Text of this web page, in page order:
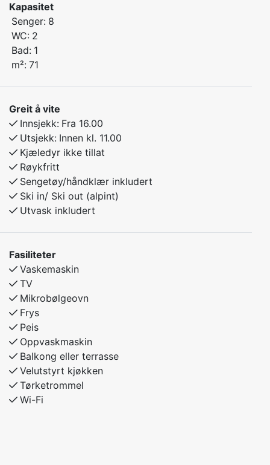
Soverom 1: Familiekøyeseng (150 cm underkøye)
Soverom 2: To vanlege køyesenger – ideelt for barn
Soverom 3: Dobbeltseng
utgangspunkt for aktive sommardagar i fjellet, men òg
for deg som vil slappe av i naturskjønne omgjevnader.
Leilegheita er eit triveleg og komfortabelt
utgangspunkt for ein minnerik sommarferie i fjella.
Kapasitet
Senger: 8
WC: 2
Bad: 1
m²: 71
Greit å vite
Innsjekk: Fra 16.00
Utsjekk: Innen kl. 11.00
Kjæledyr ikke tillat
Røykfritt
Sengetøy/håndklær inkludert
Ski in/ Ski out (alpint)
Utvask inkludert
Fasiliteter
Vaskemaskin
TV
Mikrobølgeovn
Frys
Peis
Oppvaskmaskin
Balkong eller terrasse
Velutstyrt kjøkken
Tørketrommel
Wi-Fi